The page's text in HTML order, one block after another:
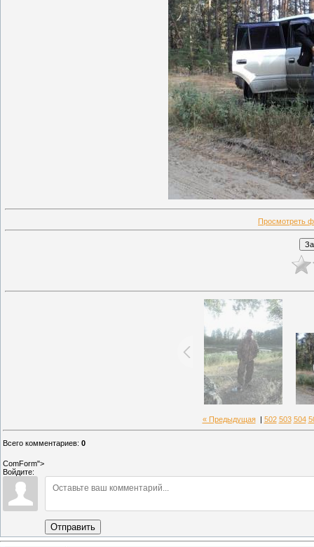
Просмотреть
« Предыдущая| 502 503 504
Всего комментариев: 0
ComForm">
Войдите:
Отправить